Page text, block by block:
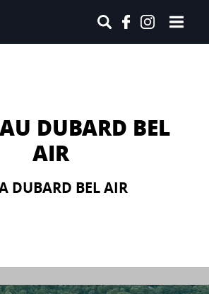
DUBARD BEL
AIR
DUBARD BEL AIR